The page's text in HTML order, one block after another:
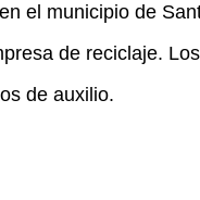
el municipio de
de reciclaje.
de auxilio.